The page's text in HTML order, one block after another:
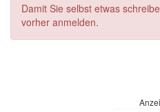
Damit Sie selbst etwas
vorher anmelden.